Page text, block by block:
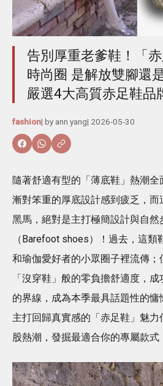
告別厚重老爹鞋！「
時尚圈 是解放雙腳還
嚴選4大高質赤足鞋品
fashion| by ann yang| 2026-05-30
隨著舒適有型的「薄底鞋」熱潮
漸對笨重的厚底設計感到疲乏，
黑馬，絕對是主打極簡設計與自然
（Barefoot shoes）！過去，這
和瑜伽愛好者的小眾圈子裡流傳
「沒穿鞋」般的零負擔舒適度，
的界線，成為本季最具話題性的
主打回歸真實感的「赤足鞋」魅
股熱潮，發掘最適合你的專屬款式